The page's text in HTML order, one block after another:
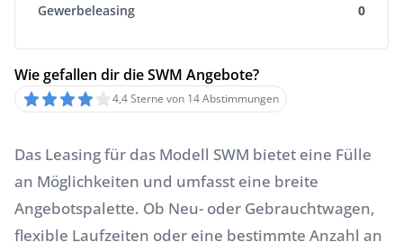
Gewerbeleasing 0
Wie gefallen dir die SWM Angebote?
4,4 Sterne von 14 Abstimmungen
Das Leasing für das Modell SWM bietet eine Fülle
an Möglichkeiten und umfasst eine breite
Angebotspalette. Ob Neu- oder Gebrauchtwagen,
flexible Laufzeiten oder eine bestimmte Anzahl an